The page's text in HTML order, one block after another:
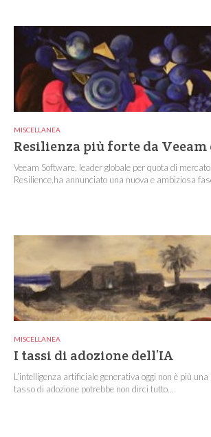
MISCELLANEA
Resilienza più forte da Veeam
Veeam Software, leader globale per quota di
Resilience,ha annunciato una nuova e ambiziosa
MISCELLANEA
I tassi di adozione dell’IA
L’intelligenza artificiale generativa oggi non è più
tasso di adozione potrebbe non dirci tutto...